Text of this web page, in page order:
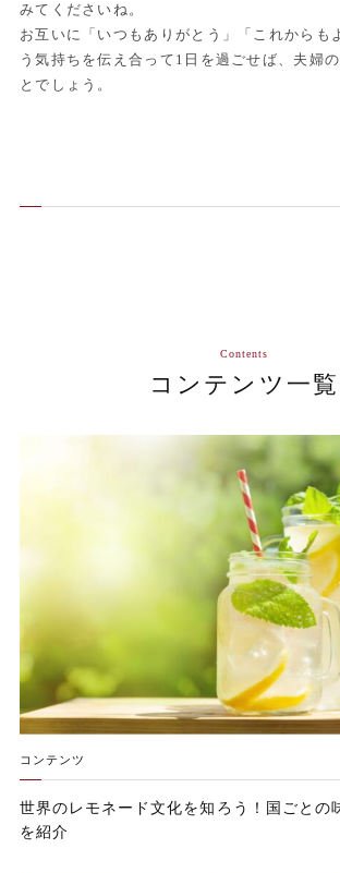
みてくださいね。
お互いに「いつもありがとう」「これからも
う気持ちを伝え合って1日を過ごせば、夫婦
とでしょう。
コンテンツ一覧
Contents
コンテンツ
世界のレモネード文化を知ろう！国ごとの
を紹介